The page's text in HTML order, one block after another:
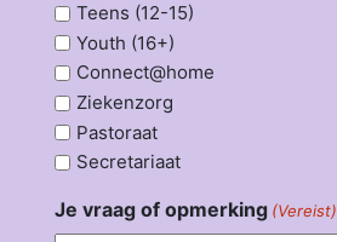
Teens (12-15)
Youth (16+)
Connect@home
Ziekenzorg
Pastoraat
Secretariaat
Je vraag of opmerking (Vereist)